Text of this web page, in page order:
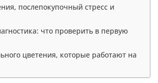
послепокупочный стресс и
что проверить в первую
цветения, которые работают на